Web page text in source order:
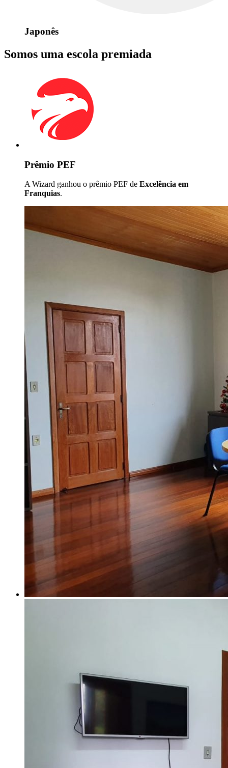
Japonês
Somos uma escola premiada
Prêmio PEF
A Wizard ganhou o prêmio PEF de Excelência em
Franquias.